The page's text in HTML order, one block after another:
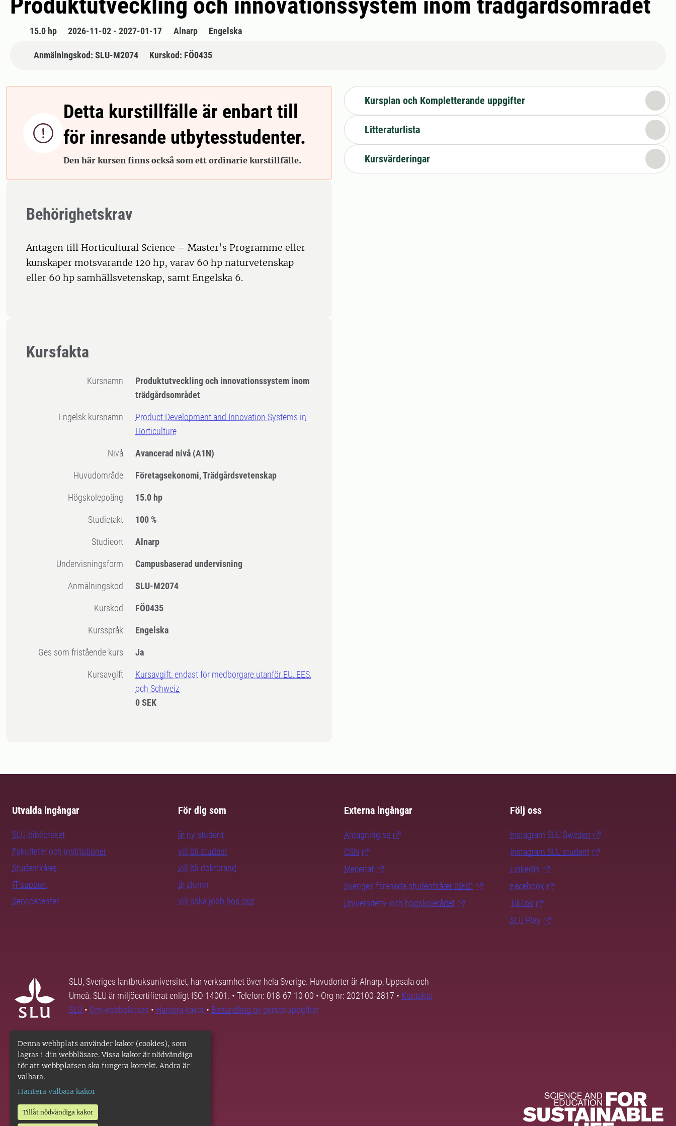
Denna webbplats använder kakor (cookies), som
lagras i din webbläsare. Vissa kakor är nödvändiga
för att webbplatsen ska fungera korrekt. Andra är
valbara.
Hantera valbara kakor
Tillåt nödvändiga kakor
15.0 hp 2026-11-02 - 2027-01-17 Alnarp Engelska
Anmälningskod: SLU-M2074 Kurskod: FÖ0435

Detta kurstillfälle är enbart till
för inresande utbytesstudenter.
Den här kursen finns också som ett ordinarie kurstillfälle.
Behörighetskrav
Antagen till Horticultural Science – Master’s Programme eller
kunskaper motsvarande 120 hp, varav 60 hp naturvetenskap
eller 60 hp samhällsvetenskap, samt Engelska 6.
Kursfakta
Kursnamn
Produktutveckling och innovationssystem inom
trädgårdsområdet
Engelsk kursnamn
Product Development and Innovation Systems in
Horticulture
Nivå Avancerad nivå (A1N)
Huvudområde Företagsekonomi, Trädgårdsvetenskap
högskolepoäng 15.0 hp
Studietakt 100 %
Studieort Alnarp
Undervisningsform Campusbaserad undervisning
Anmälningskod SLU-M2074
Kurskod FÖ0435
Kursspråk Engelska
Ges som fristående kurs Ja
Kursavgift
Kursavgift, endast för medborgare utanför EU, EES,
och Schweiz
0 SEK
Kursplan och Kompletterande uppgifter
Litteraturlista
Kursvärderingar
Utvalda ingångar
SLU-biblioteket
Fakulteter och institutioner
Studentkårer
IT-support
Servicecenter
För dig som
är ny student
vill bli student
vill bli doktorand
är alumn
vill söka jobb hos oss
Externa ingångar
Antagning.se
CSN
Mecenat
Sveriges förenade studentkårer (SFS)
Universitets- och högskolerådet
Följ oss
Instagram SLU.Sweden
Instagram SLU.student
LinkedIn
Facebook
TikTok
SLU Play
SLU, Sveriges lantbruksuniversitet, har verksamhet över hela Sverige. Huvudorter är Alnarp, Uppsala och
Umeå. SLU är miljöcertifierat enligt ISO 14001. • Telefon: 018-67 10 00 • Org nr: 202100-2817 • Kontakta
SLU • Om webbplatsen • Hantera kakor • Behandling av personuppgifter